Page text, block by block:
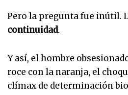
Pero la pregunta fue inútil.
continuidad.
Y así, el hombre
roce con la naranja, el
clímax de determinación